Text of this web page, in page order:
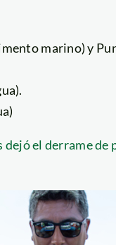
marino) y
el derrame de